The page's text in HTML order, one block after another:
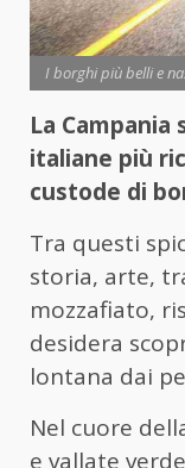
I borghi più belli e
La
italiane più
custode di
Tra questi
storia, arte,
mozzafiato,
desidera
lontana dai
Nel cuore
e vallate